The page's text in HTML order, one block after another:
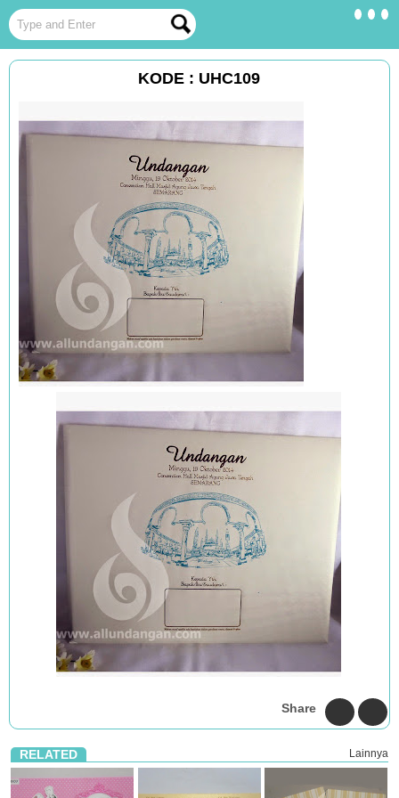
KODE : UHC109
Share
RELATED Lainnya